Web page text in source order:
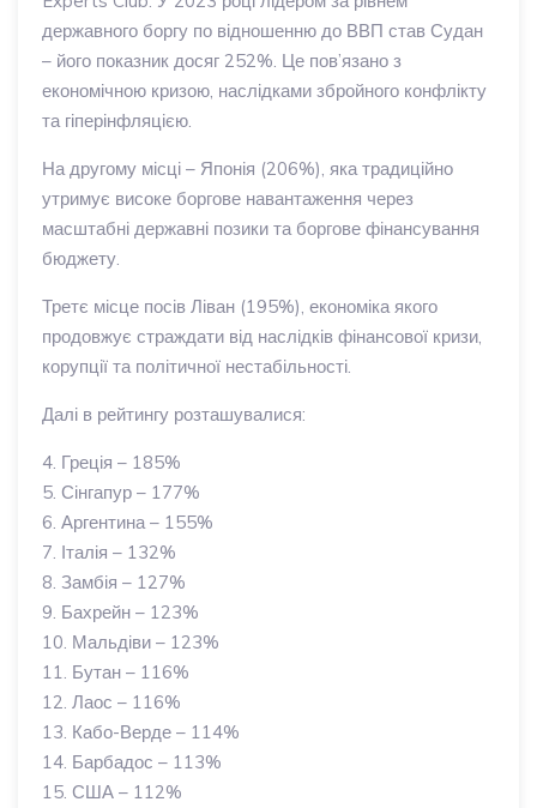
державного боргу по відношенню до ВВП став Судан
– його показник досяг 252%. Це пов’язано з
економічною кризою, наслідками збройного конфлікту
та гіперінфляцією.
На другому місці – Японія (206%), яка традиційно
утримує високе боргове навантаження через
масштабні державні позики та боргове фінансування
бюджету.
Третє місце посів Ліван (195%), економіка якого
продовжує страждати від наслідків фінансової кризи,
корупції та політичної нестабільності.
Далі в рейтингу розташувалися:
4. Греція – 185%
5. Сінгапур – 177%
6. Аргентина – 155%
7. Італія – 132%
8. Замбія – 127%
9. Бахрейн – 123%
10. Мальдіви – 123%
11. Бутан – 116%
12. Лаос – 116%
13. Кабо-Верде – 114%
14. Барбадос – 113%
15. США – 112%